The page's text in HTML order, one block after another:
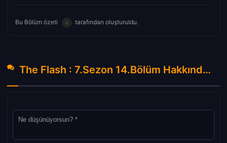
Bu Bölüm özeti tarafından oluşturuldu.
The Flash : 7.Sezon 14.Bölüm Hakkında Yorumlar